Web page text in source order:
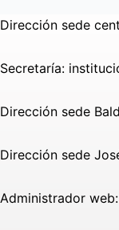
Dirección sede
Secretaría:
Dirección sede
Dirección sede
Administrador web: